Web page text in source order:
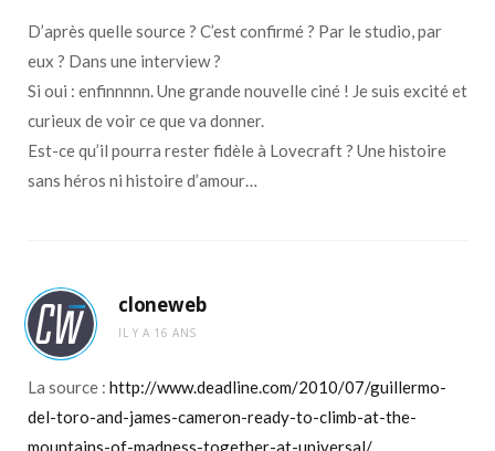
D’après quelle source ? C’est confirmé ? Par le studio, par
eux ? Dans une interview ?
Si oui : enfinnnnn. Une grande nouvelle ciné ! Je suis excité et
curieux de voir ce que va donner.
Est-ce qu’il pourra rester fidèle à Lovecraft ? Une histoire
sans héros ni histoire d’amour…
cloneweb
IL Y A 16 ANS
La source : http://www.deadline.com/2010/07/guillermo-
del-toro-and-james-cameron-ready-to-climb-at-the-
mountains-of-madness-together-at-universal/